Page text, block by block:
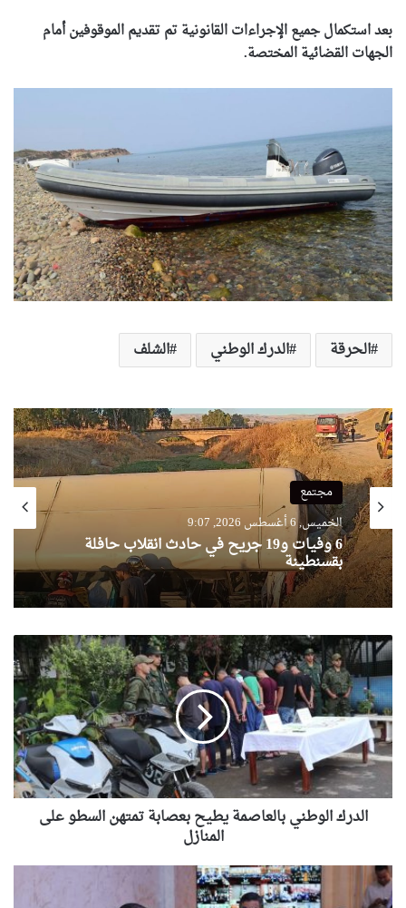
بعد استكمال جميع الإجراءات القانونية تم تقديم الموقوفين أمام
الجهات القضائية المختصة.
الحرقة الدرك الوطني الشلف
مجتمع
الخميس, 6 أغسطس 2026, 9:07
6 وفيات و19 جريح في حادث انقلاب حافلة
بقسنطينة
مجتمع
الأربعاء, 5 أغسطس 2026, 19:46
بسبب عبارات خادشة تسيء للأطفال..التماس 3
سنوات حبسا نافذا لمتهم
الدرك
الوطني
بالعاصمة
يطيح
بعصابة
تمتهن
السطو
على
المنازل
الدرك الوطني بالعاصمة يطيح بعصابة تمتهن السطو على
المنازل
وزير
الداخلية